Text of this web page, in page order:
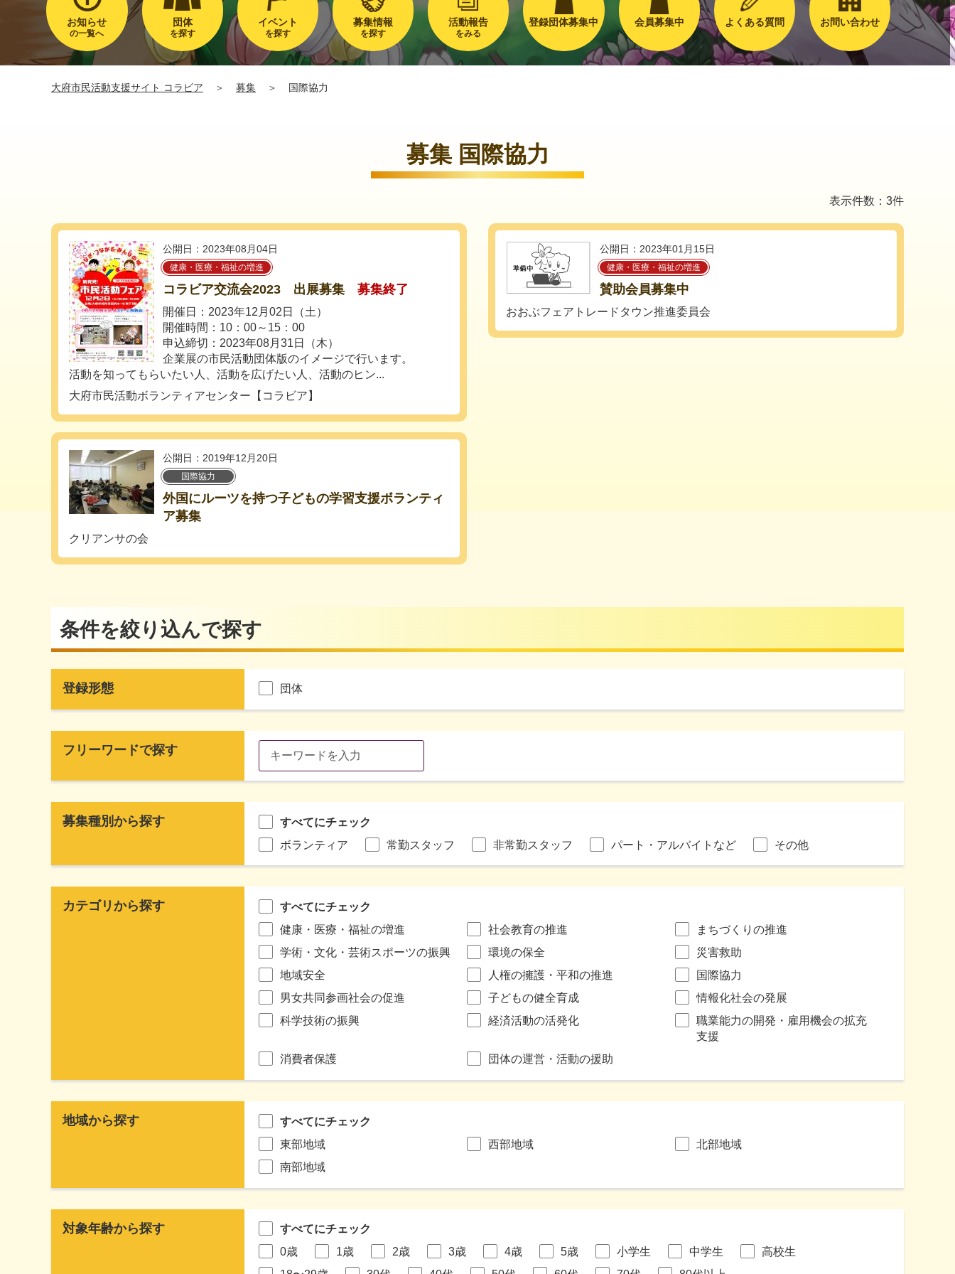
お知らせ
の一覧へ
団体
を探す
イベント
を探す
募集情報
を探す
活動報告
をみる
登録団体募集中 会員募集中 よくある質問 お問い合わせ
大府市民活動支援サイト コラビア ＞ 募集 ＞ 国際協力
募集 国際協力
表示件数：3件
公開日：2023年08月04日
健康・医療・福祉の増進
コラビア交流会2023 出展募集 募集終了
開催日：2023年12月02日（土）
開催時間：10：00～15：00
申込締切：2023年08月31日（木）
企業展の市民活動団体版のイメージで行います。
活動を知ってもらいたい人、活動を広げたい人、活動のヒン...
大府市民活動ボランティアセンター【コラビア】
公開日：2023年01月15日
健康・医療・福祉の増進
賛助会員募集中
おおぶフェアトレードタウン推進委員会
公開日：2019年12月20日
国際協力
外国にルーツを持つ子どもの学習支援ボランティ
ア募集
クリアンサの会
条件を絞り込んで探す
登録形態 団体
フリーワードで探す
募集種別から探す
すべてにチェック
ボランティア
常勤スタッフ 非常勤スタッフ パート・アルバイトなど その他
カテゴリから探す
すべてにチェック
健康・医療・福祉の増進
社会教育の推進
まちづくりの推進
学術・文化・芸術スポーツの振興
環境の保全
災害救助
地域安全
人権の擁護・平和の推進
国際協力
男女共同参画社会の促進
子どもの健全育成
情報化社会の発展
科学技術の振興
経済活動の活発化
職業能力の開発・雇用機会の拡充
支援
消費者保護
団体の運営・活動の援助
地域から探す
すべてにチェック
東部地域
西部地域
北部地域
南部地域
対象年齢から探す
すべてにチェック
0歳
1歳 2歳 3歳 4歳 5歳 小学生 中学生
高校生